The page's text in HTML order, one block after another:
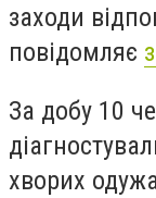
заходи
повідомляє
За добу 10
хворих